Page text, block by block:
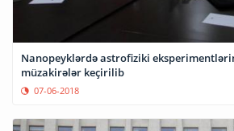
Nanopeyklərdə astrofiziki
müzakirələr keçirilib
07-06-2018